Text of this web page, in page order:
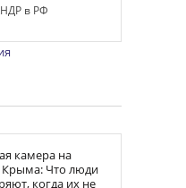
в РФ
камера на
Крыма: Что люди
когда их не